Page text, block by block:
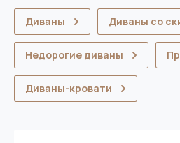
Диваны Диваны со
Недорогие диваны
Диваны-кровати